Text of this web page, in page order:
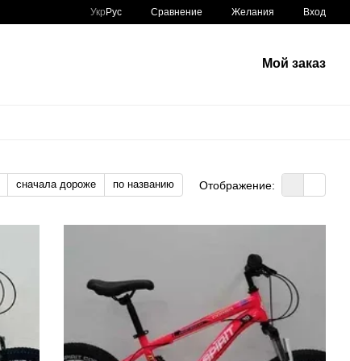
Укр Рус Сравнение Желания Вход
Мой заказ
сначала дороже по названию Отображение: